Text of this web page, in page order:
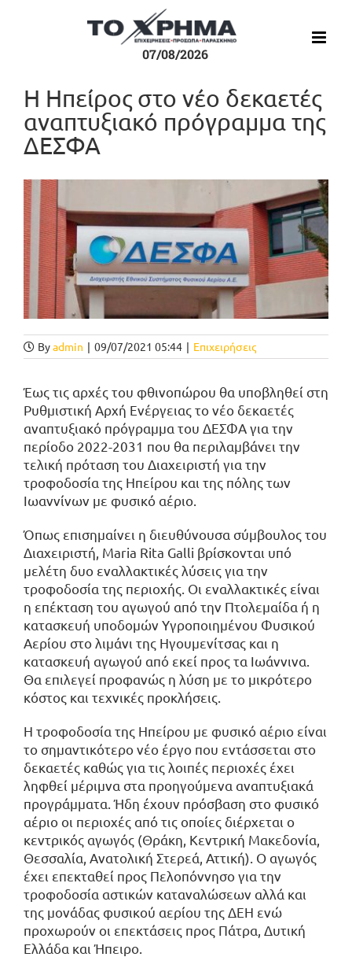
07/08/2026
Η Ηπείρος στο νέο δεκαετές
αναπτυξιακό πρόγραμμα της
ΔΕΣΦΑ
Προβολή
μεγαλύτερης
εικόνας
Byadmin | 09/07/2021 05:44 | Επιχειρήσεις
Έως τις αρχές του φθινοπώρου θα υποβληθεί στη
Ρυθμιστική Αρχή Ενέργειας το νέο δεκαετές
αναπτυξιακό πρόγραμμα του ΔΕΣΦΑ για την
περίοδο 2022-2031 που θα περιλαμβάνει την
τελική πρόταση του Διαχειριστή για την
τροφοδοσία της Ηπείρου και της πόλης των
Ιωαννίνων με φυσικό αέριο.
Όπως επισημαίνει η διευθύνουσα σύμβουλος του
Διαχειριστή, Maria Rita Galli βρίσκονται υπό
μελέτη δυο εναλλακτικές λύσεις για την
τροφοδοσία της περιοχής. Οι εναλλακτικές είναι
η επέκταση του αγωγού από την Πτολεμαίδα ή η
κατασκευή υποδομών Υγροποιημένου Φυσικού
Αερίου στο λιμάνι της Ηγουμενίτσας και η
κατασκευή αγωγού από εκεί προς τα Ιωάννινα.
Θα επιλεγεί προφανώς η λύση με το μικρότερο
κόστος και τεχνικές προκλήσεις.
Η τροφοδοσία της Ηπείρου με φυσικό αέριο είναι
το σημαντικότερο νέο έργο που εντάσσεται στο
δεκαετές καθώς για τις λοιπές περιοχές έχει
ληφθεί μέριμνα στα προηγούμενα αναπτυξιακά
προγράμματα. Ήδη έχουν πρόσβαση στο φυσικό
αέριο οι περιοχές από τις οποίες διέρχεται ο
κεντρικός αγωγός (Θράκη, Κεντρική Μακεδονία,
Θεσσαλία, Ανατολική Στερεά, Αττική). Ο αγωγός
έχει επεκταθεί προς Πελοπόννησο για την
τροφοδοσία αστικών καταναλώσεων αλλά και
της μονάδας φυσικού αερίου της ΔΕΗ ενώ
προχωρούν οι επεκτάσεις προς Πάτρα, Δυτική
Ελλάδα και Ήπειρο.